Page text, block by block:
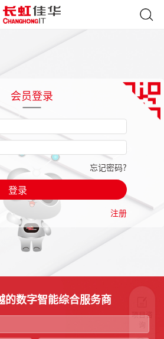
会员登录
忘记密码?
登录
注册
项目咨
的数字智能综合服务商